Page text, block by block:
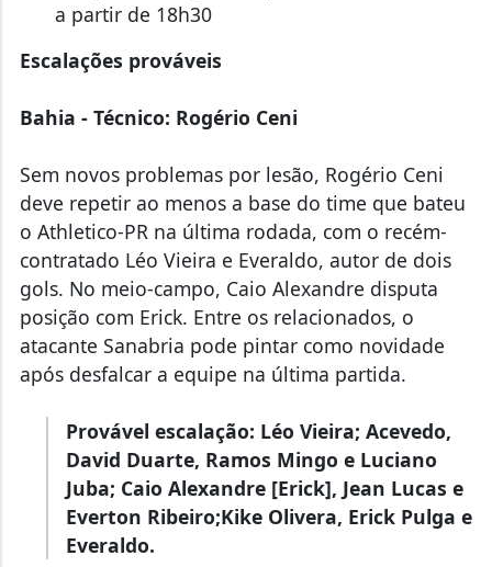
a partir de 18h30
Escalações prováveis
Bahia - Técnico: Rogério Ceni
Sem novos problemas por lesão, Rogério Ceni
deve repetir ao menos a base do time que bateu
o Athletico-PR na última rodada, com o recém-
contratado Léo Vieira e Everaldo, autor de dois
gols. No meio-campo, Caio Alexandre disputa
posição com Erick. Entre os relacionados, o
atacante Sanabria pode pintar como novidade
após desfalcar a equipe na última partida.
Provável escalação: Léo Vieira; Acevedo,
David Duarte, Ramos Mingo e Luciano
Juba; Caio Alexandre [Erick], Jean Lucas e
Everton Ribeiro;Kike Olivera, Erick Pulga e
Everaldo.